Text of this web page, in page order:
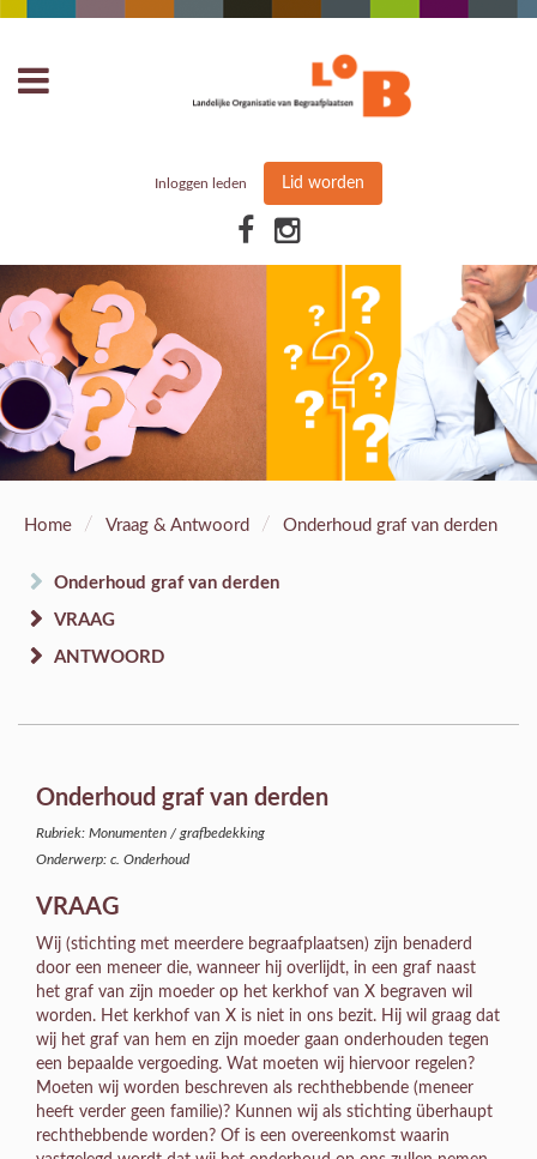
Inloggen leden Lid worden
Home / Vraag & Antwoord / Onderhoud graf van derden
Onderhoud graf van derden
VRAAG
ANTWOORD
Onderhoud graf van derden
Rubriek: Monumenten / grafbedekking
Onderwerp: c. Onderhoud
VRAAG
Wij (stichting met meerdere begraafplaatsen) zijn benaderd
door een meneer die, wanneer hij overlijdt, in een graf naast
het graf van zijn moeder op het kerkhof van X begraven wil
worden. Het kerkhof van X is niet in ons bezit. Hij wil graag dat
wij het graf van hem en zijn moeder gaan onderhouden tegen
een bepaalde vergoeding. Wat moeten wij hiervoor regelen?
Moeten wij worden beschreven als rechthebbende (meneer
heeft verder geen familie)? Kunnen wij als stichting überhaupt
rechthebbende worden? Of is een overeenkomst waarin